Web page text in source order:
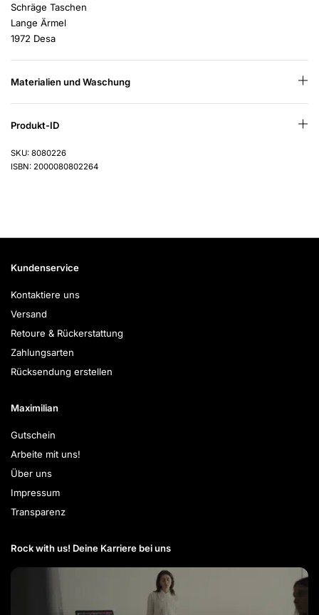
Schräge Taschen
Lange Ärmel
1972 Desa
Materialien und Waschung
Produkt-ID
SKU: 8080226
ISBN: 2000080802264
Kundenservice
Kontaktiere uns
Versand
Retoure & Rückerstattung
Zahlungsarten
Rücksendung erstellen
Maximilian
Gutschein
Arbeite mit uns!
Über uns
Impressum
Transparenz
Rock with us! Deine Karriere bei uns​